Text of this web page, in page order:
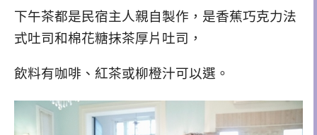
下午茶都是民宿主人親自製作，是香蕉巧克力法
式吐司和棉花糖抹茶厚片吐司，
飲料有咖啡、紅茶或柳橙汁可以選。